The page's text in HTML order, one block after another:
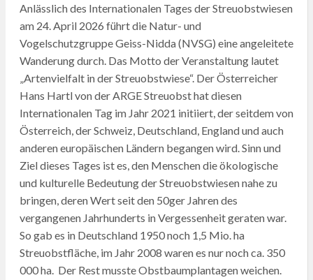
Anlässlich des Internationalen Tages der Streuobstwiesen
am 24. April 2026 führt die Natur- und
Vogelschutzgruppe Geiss-Nidda (NVSG) eine angeleitete
Wanderung durch. Das Motto der Veranstaltung lautet
„Artenvielfalt in der Streuobstwiese“. Der Österreicher
Hans Hartl von der ARGE Streuobst hat diesen
Internationalen Tag im Jahr 2021 initiiert, der seitdem von
Österreich, der Schweiz, Deutschland, England und auch
anderen europäischen Ländern begangen wird. Sinn und
Ziel dieses Tages ist es, den Menschen die ökologische
und kulturelle Bedeutung der Streuobstwiesen nahe zu
bringen, deren Wert seit den 50ger Jahren des
vergangenen Jahrhunderts in Vergessenheit geraten war.
So gab es in Deutschland 1950 noch 1,5 Mio. ha
Streuobstfläche, im Jahr 2008 waren es nur noch ca. 350
000 ha. Der Rest musste Obstbaumplantagen weichen.